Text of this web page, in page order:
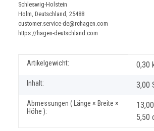
Schleswig-Holstein
Holm, Deutschland, 25488
customer.service-de@rchagen.com
https://hagen-deutschland.com
Produkteigenschaft
Wert
Artikelgewicht: 0,30
Inhalt: 3,00
Abmessungen ( Länge × Breite ×
Höhe ):
5,50